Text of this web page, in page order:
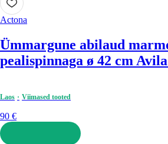
Actona
Ümmargune abilaud
pealispinnaga ø 42 cm
Laos Viimased tooted
90 €